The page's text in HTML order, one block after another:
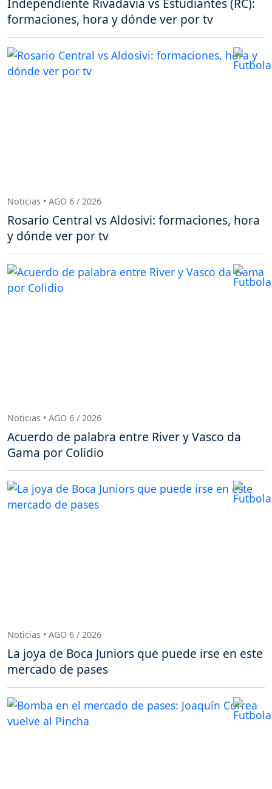
Independiente Rivadavia vs Estudiantes (RC):
formaciones, hora y dónde ver por tv
Noticias • AGO 6 / 2026
Rosario Central vs Aldosivi: formaciones, hora
y dónde ver por tv
Noticias • AGO 6 / 2026
Acuerdo de palabra entre River y Vasco da
Gama por Colidio
Noticias • AGO 6 / 2026
La joya de Boca Juniors que puede irse en este
mercado de pases